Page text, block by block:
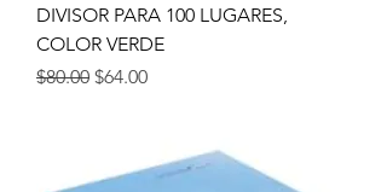
DIVISOR PARA 100 LUGARES,
COLOR VERDE
Precio
$80.00 Precio de oferta
$64.00